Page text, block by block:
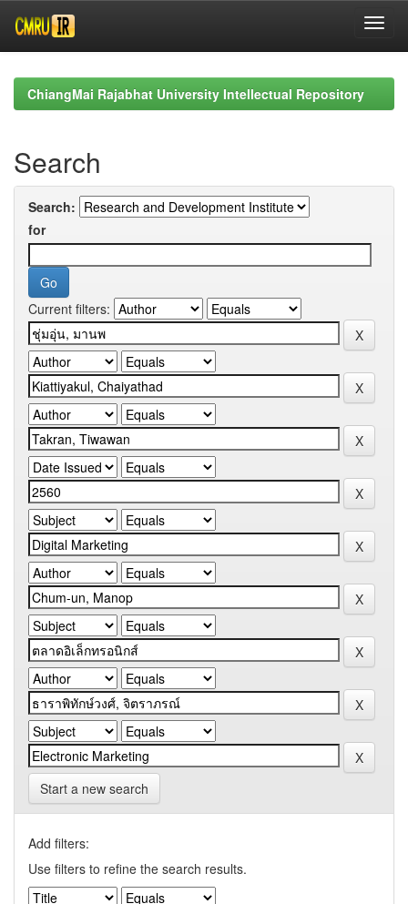
navigationChiangMai Rajabhat University Intellectual Repository
Search
Search:
for
Current filters:
Start a new search
Add filters:
Use filters to refine the search results.